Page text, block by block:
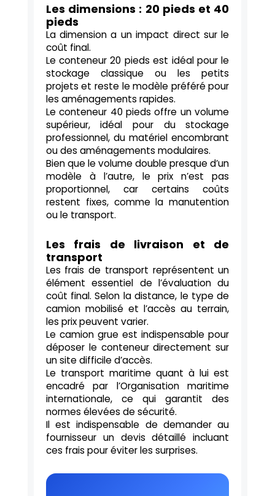
Les dimensions : 20 pieds et 40
pieds
La dimension a un impact direct sur le
coût final.
Le conteneur 20 pieds est idéal pour le
stockage classique ou les petits
projets et reste le modèle préféré pour
les aménagements rapides.
Le conteneur 40 pieds offre un volume
supérieur, idéal pour du stockage
professionnel, du matériel encombrant
ou des aménagements modulaires.
Bien que le volume double presque d’un
modèle à l’autre, le prix n’est pas
proportionnel, car certains coûts
restent fixes, comme la manutention
ou le transport.
Les frais de livraison et de
transport
Les frais de transport représentent un
élément essentiel de l’évaluation du
coût final. Selon la distance, le type de
camion mobilisé et l’accès au terrain,
les prix peuvent varier.
Le camion grue est indispensable pour
déposer le conteneur directement sur
un site difficile d’accès.
Le transport maritime quant à lui est
encadré par l’Organisation maritime
internationale, ce qui garantit des
normes élevées de sécurité.
Il est indispensable de demander au
fournisseur un devis détaillé incluant
ces frais pour éviter les surprises.